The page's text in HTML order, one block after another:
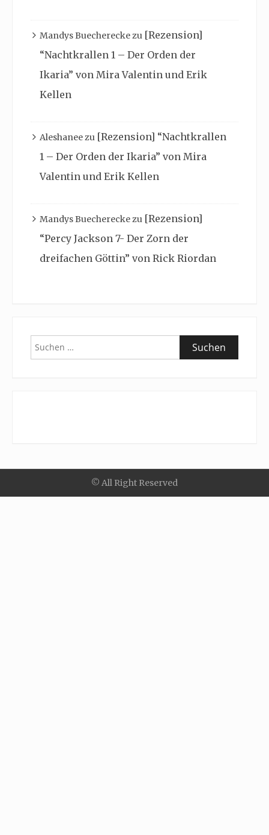
Mandys Buechereckezu [Rezension]
“Nachtkrallen 1 – Der Orden der
Ikaria” von Mira Valentin und Erik
Kellen
Aleshaneezu [Rezension] “Nachtkrallen
1 – Der Orden der Ikaria” von Mira
Valentin und Erik Kellen
Mandys Buechereckezu [Rezension]
“Percy Jackson 7- Der Zorn der
dreifachen Göttin” von Rick Riordan
Suchen
nach:
© All Right Reserved